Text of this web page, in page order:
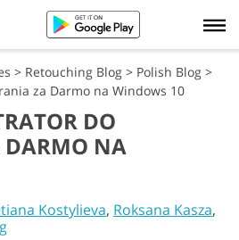
> Retouching Blog > Polish Blog >
za Darmo na Windows 10
DO
DARMO NA
Kostylieva, Roksana Kasza,